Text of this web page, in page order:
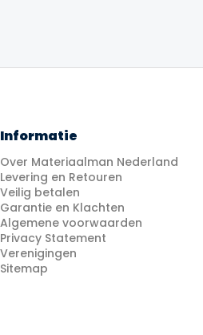
Informatie
Over Materiaalman Nederland
Levering en Retouren
Veilig betalen
Garantie en Klachten
Algemene voorwaarden
Privacy Statement
Verenigingen
Sitemap